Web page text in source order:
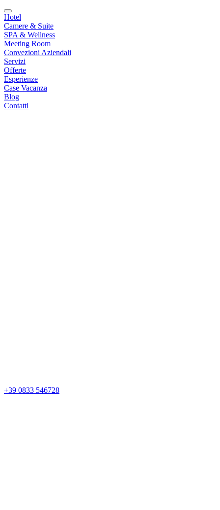
Hotel
Camere & Suite
SPA & Wellness
Meeting Room
Convezioni Aziendali
Servizi
Offerte
Esperienze
Case Vacanza
Blog
Contatti
+39 0833 546728